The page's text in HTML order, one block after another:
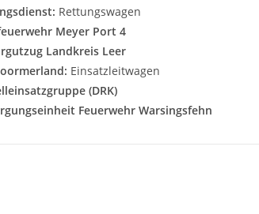
Rettungswagen
Meyer Port 4
Landkreis Leer
Einsatzleitwagen
(DRK)
Feuerwehr Warsingsfehn